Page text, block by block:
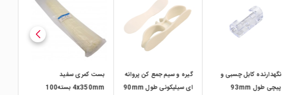
نگهدارنده کابل چسبی و
پیچی طول 93mm
گیره و سیم جمع کن پروانه
ای سیلیکونی طول 90mm
بست کمری سفید
4x350mm بسته100